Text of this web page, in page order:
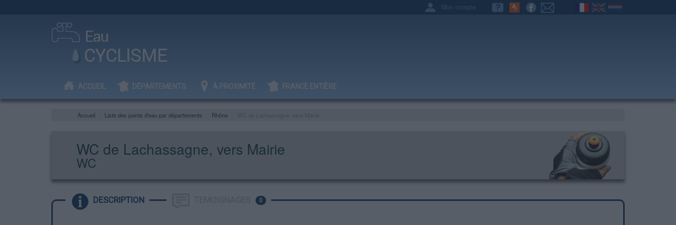
Mon compte
ACCUEIL DÉPARTEMENTS À PROXIMITÉ FRANCE ENTIÈRE
Accueil Liste des points d'eau par départements Rhône
WC de Lachassagne, vers Mairie
WC
DESCRIPTION 0